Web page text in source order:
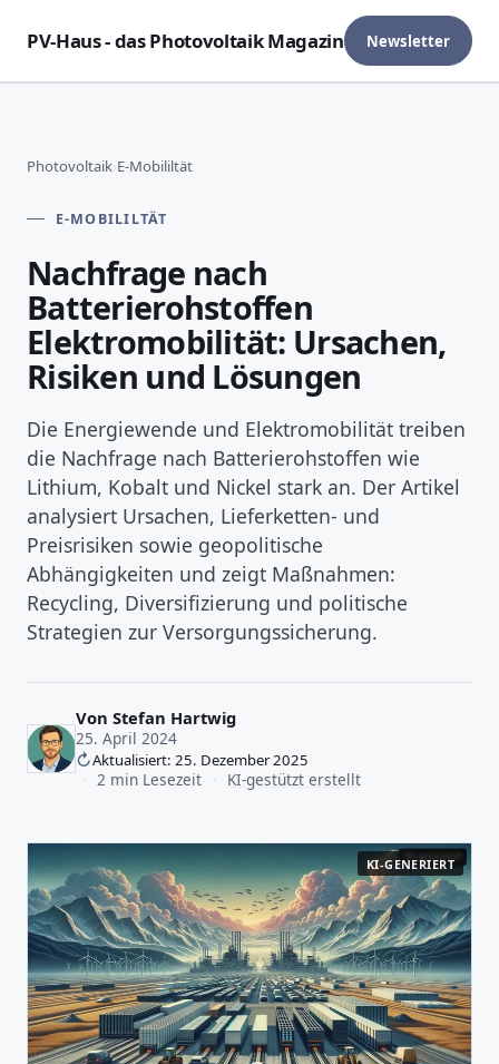
PV-Haus - das Photovoltaik Magazin Newsletter
Photovoltaik›E-Mobililtät
E-MOBILILTÄT
Nachfrage nach
Batterierohstoffen
Elektromobilität: Ursachen,
Risiken und Lösungen
Die Energiewende und Elektromobilität treiben
die Nachfrage nach Batterierohstoffen wie
Lithium, Kobalt und Nickel stark an. Der Artikel
analysiert Ursachen, Lieferketten- und
Preisrisiken sowie geopolitische
Abhängigkeiten und zeigt Maßnahmen:
Recycling, Diversifizierung und politische
Strategien zur Versorgungssicherung.
Von Stefan Hartwig
25. April 2024
Aktualisiert: 25. Dezember 2025
2 min Lesezeit KI-gestützt erstellt
KI-GENERIERT